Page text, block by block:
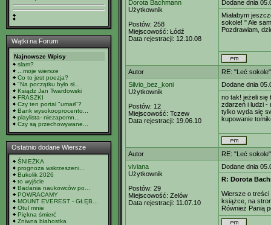
Wątki na Forum
Najnowsze Wpisy
slam?
...moje wiersze
Co to jest poezja?
"Na początku było sł...
Ksiądz Jan Twardowski
FRASZKI
Czy ten portal "umarł"?
Bank wysokooprocento...
playlista- niezapomn...
Czy są przechowywane...
Ostatnio dodane Wiersze
ŚNIEŻKA
prognoza wskrzeszeni...
Bukolik 2026
to wyjście
Badania naukowców po...
POWRACAMY
MOUNT EVEREST - GŁĘB...
Otul mnie
Piękna śmierć
Żniwna błahostka
Dorota Bachmann
Użytkownik
Postów: 258
Miejscowość: Łódź
Data rejestracji: 12.10.08
Dodane dnia
Miałabym
sokole! " Ale
Pozdrawiam,
Autor
RE: "Leć
Silvio_bez_koni
Użytkownik
Postów: 12
Miejscowość: Tczew
Data rejestracji: 19.06.10
Dodane dnia
no tak! jeżeli się
zdarzeń i ludzi -
tylko wyda się
kupowanie
Autor
RE: "Leć
viviana
Użytkownik
Postów: 29
Miejscowość: Zelów
Data rejestracji: 11.07.10
Dodane dnia
R: Dorota
Wiersze o treści
książce, na
Również Panią